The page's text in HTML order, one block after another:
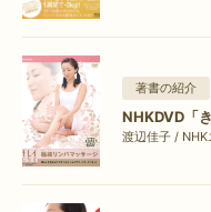
著書の紹介
NHKDVD「
渡辺佳子 /